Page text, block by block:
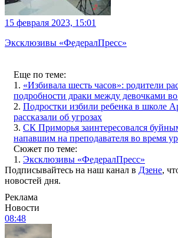
15 февраля 2023, 15:01
Эксклюзивы «ФедералПресс»
Еще по теме:
1. «Избивала шесть часов»: родители
подробности драки между девочками
2. Подростки избили ребенка в школе
рассказали об угрозах
3. СК Приморья заинтересовался
напавшим на преподавателя во время
Сюжет по теме:
1. Эксклюзивы «ФедералПресс»
Подписывайтесь на наш канал в Дзене,
новостей дня.
Реклама
Новости
08:48